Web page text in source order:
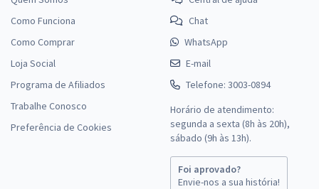
Câmara dos Deputados - Conhecimentos Específicos para o cargo
de Técnico Legislativo - Policial Legislativo Federal
à vista
R$28,12
Economize R$ 84,36 (-20%)
Como Funciona
Como Comprar
Loja Social
Programa de Afiliados
Trabalhe Conosco
Preferência de Cookies
Chat
WhatsApp
E-mail
Telefone: 3003-0894
Horário de atendimento:
segunda a sexta (8h às 20h),
sábado (9h às 13h).
Foi aprovado?
Envie-nos a sua história!